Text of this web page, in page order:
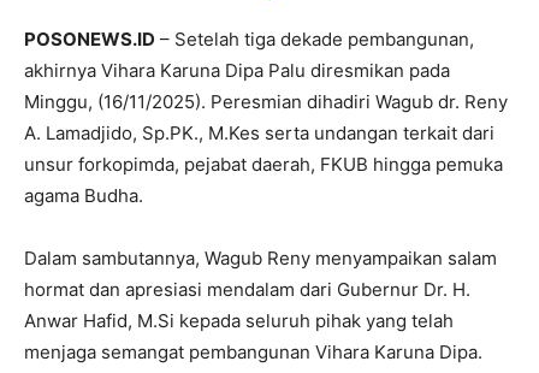
POSONEWS.ID – Setelah tiga dekade pembangunan,
akhirnya Vihara Karuna Dipa Palu diresmikan pada
Minggu, (16/11/2025). Peresmian dihadiri Wagub dr. Reny
A. Lamadjido, Sp.PK., M.Kes serta undangan terkait dari
unsur forkopimda, pejabat daerah, FKUB hingga pemuka
agama Budha.
Dalam sambutannya, Wagub Reny menyampaikan salam
hormat dan apresiasi mendalam dari Gubernur Dr. H.
Anwar Hafid, M.Si kepada seluruh pihak yang telah
menjaga semangat pembangunan Vihara Karuna Dipa.